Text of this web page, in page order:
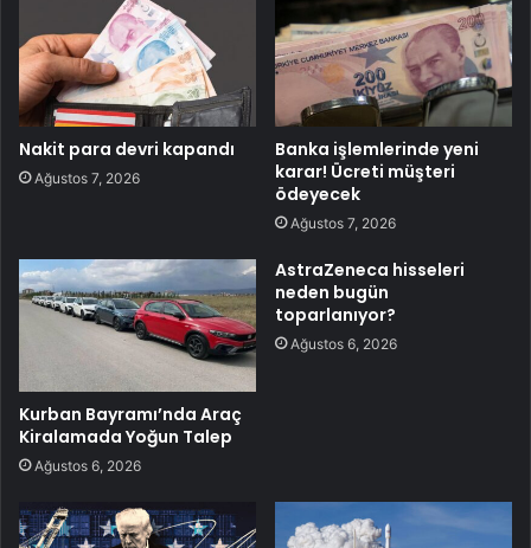
Nakit para devri kapandı
Ağustos 7, 2026
Banka işlemlerinde yeni
karar! Ücreti müşteri
ödeyecek
Ağustos 7, 2026
Kurban Bayramı’nda Araç
Kiralamada Yoğun Talep
Ağustos 6, 2026
AstraZeneca hisseleri
neden bugün
toparlanıyor?
Ağustos 6, 2026